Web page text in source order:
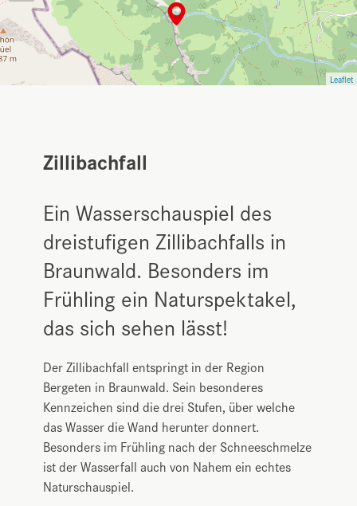
Leaflet
Zillibachfall
Ein Wasserschauspiel des
dreistufigen Zillibachfalls in
Braunwald. Besonders im
Frühling ein Naturspektakel,
das sich sehen lässt!
Der Zillibachfall entspringt in der Region
Bergeten in Braunwald. Sein besonderes
Kennzeichen sind die drei Stufen, über welche
das Wasser die Wand herunter donnert.
Besonders im Frühling nach der Schneeschmelze
ist der Wasserfall auch von Nahem ein echtes
Naturschauspiel.